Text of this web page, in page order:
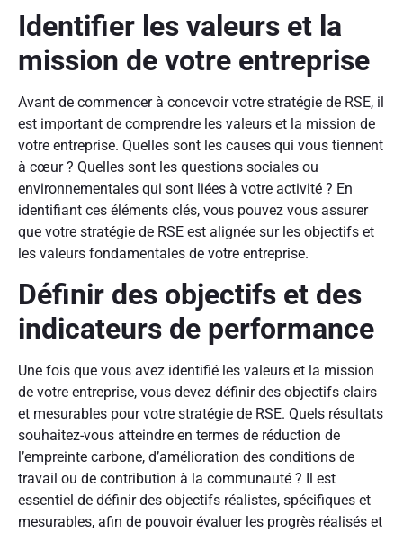
Identifier les valeurs et la
mission de votre entreprise
Avant de commencer à concevoir votre stratégie de RSE, il
est important de comprendre les valeurs et la mission de
votre entreprise. Quelles sont les causes qui vous tiennent
à cœur ? Quelles sont les questions sociales ou
environnementales qui sont liées à votre activité ? En
identifiant ces éléments clés, vous pouvez vous assurer
que votre stratégie de RSE est alignée sur les objectifs et
les valeurs fondamentales de votre entreprise.
Définir des objectifs et des
indicateurs de performance
Une fois que vous avez identifié les valeurs et la mission
de votre entreprise, vous devez définir des objectifs clairs
et mesurables pour votre stratégie de RSE. Quels résultats
souhaitez-vous atteindre en termes de réduction de
l’empreinte carbone, d’amélioration des conditions de
travail ou de contribution à la communauté ? Il est
essentiel de définir des objectifs réalistes, spécifiques et
mesurables, afin de pouvoir évaluer les progrès réalisés et